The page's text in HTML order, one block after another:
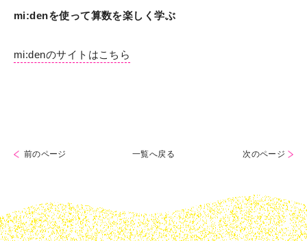
mi:denを使って算数を楽しく学ぶ
mi:denのサイトはこちら
前のページ 一覧へ戻る 次のページ